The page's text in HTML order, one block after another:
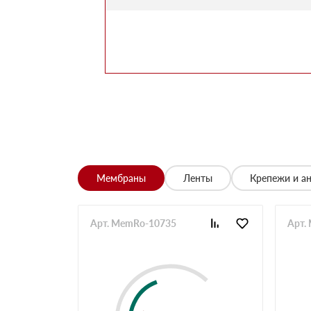
Заказывала утеплитель для перекрытий.
помог выбрать. Взяли оптимальный вариант
Обыскались определенный утеплитель
Николай
Начал сотрудничать недавно, нареканий
Брали утеплитель несколькими партиями, на
Заказывали с самовывозом, по качеству
складу, навигатор не туда завёл. Позвонили
ребята на месте помогли загрузить
Мембраны Ленты Крепежи и
Арт. MemRo-10735 Арт.